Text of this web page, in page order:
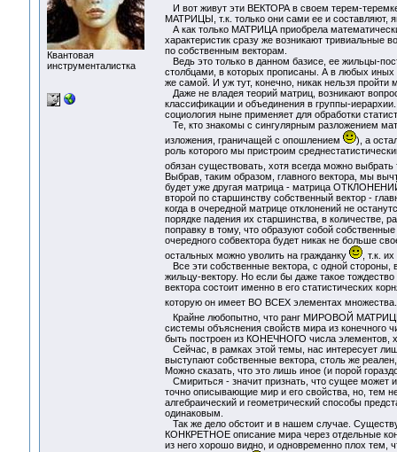
Квантовая
инструменталистка
И вот живут эти ВЕКТОРА в своем терем-
МАТРИЦЫ, т.к. только они сами ее и составляют,
А как только МАТРИЦА приобрела
характеристик сразу же возникают тривиальные
по собственным векторам.
Ведь это только в данном базисе, ее жильцы-
столбцами, в которых прописаны. А в любых иных
же самой. И уж тут, конечно, никак нельзя пройти
Даже не владея теорий матриц, возникают
классификации и объединения в группы-
социология ныне применяет для обработки
Те, кто знакомы с сингулярным разложением
изложения, граничащей с опошлением
), а
роль которого мы пристроим
обязан существовать, хотя всегда можно
Выбрав, таким образом, главного вектора, мы
будет уже другая матрица - матрица
второй по старшинству собственный вектор -
когда в очередной матрице отклонений не
порядке падения их старшинства, в количестве,
поправку в тому, что образуют собой
очередного собвектора будет никак не больше
остальных можно уволить на гражданку
, т.к.
Все эти собственные вектора, с одной
жильцу-вектору. Но если бы даже такое
вектора состоит именно в его статистических
которую он имеет ВО ВСЕХ элементах
Крайне любопытно, что ранг МИРОВОЙ
системы объяснения свойств мира из
быть построен из КОНЕЧНОГО числа элементов,
Сейчас, в рамках этой темы, нас интересует
выступают собственные вектора, столь же
Можно сказать, что это лишь иное (и порой
Смириться - значит признать, что сущее может
точно описывающие мир и его свойства, но, тем
алгебраический и геометрический способы
одинаковым.
Так же дело обстоит и в нашем случае.
КОНКРЕТНОЕ описание мира через отдельные
из него хорошо видно, и одновременно плох тем,